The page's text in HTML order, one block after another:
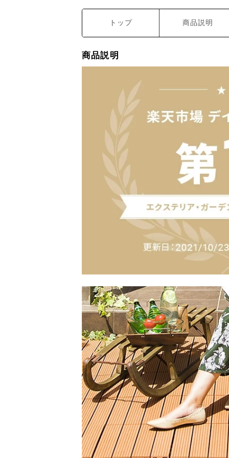
トップ 商品説明
商品説明